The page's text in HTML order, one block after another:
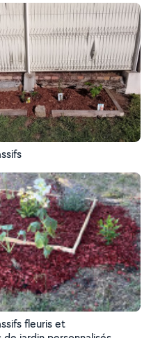
fleuris et